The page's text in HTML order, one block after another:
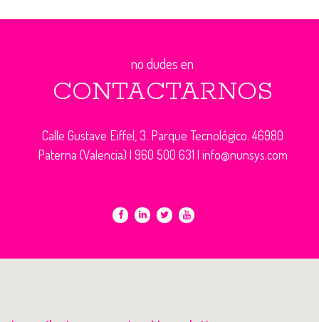
no dudes en
CONTACTARNOS
Calle Gustave Eiffel, 3. Parque Tecnológico. 46980
Paterna (Valencia) | 960 500 631 | info@nunsys.com